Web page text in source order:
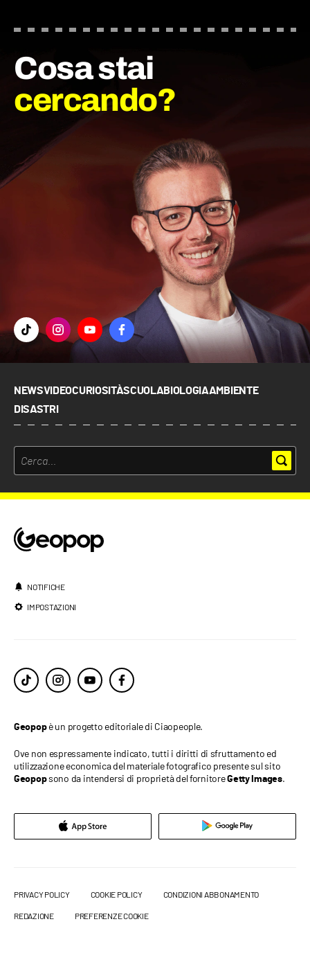
Cosa stai
cercando?
NEWSVIDEOCURIOSITÀSCUOLABIOLOGIAAMBIENTE
DISASTRI
NOTIFICHE
IMPOSTAZIONI
Geopopè un progetto editoriale di Ciaopeople.
Ove non espressamente indicato, tutti i diritti di sfruttamento ed
utilizzazione economica del materiale fotografico presente sul sito
Geopopsono da intendersi di proprietà del fornitoreGetty Images.
PRIVACY POLICY COOKIE POLICY CONDIZIONI ABBONAMENTO
REDAZIONE PREFERENZE COOKIE